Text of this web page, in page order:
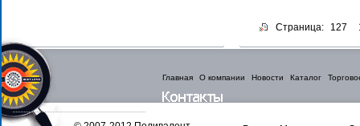
Страница: 127
Главная О компании Новости Каталог